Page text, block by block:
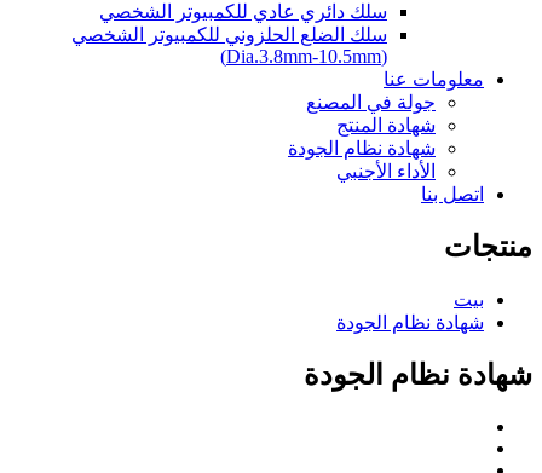
سلك دائري عادي للكمبيوتر الشخصي
سلك الضلع الحلزوني للكمبيوتر الشخصي
(Dia.3.8mm-10.5mm)
معلومات عنا
جولة في المصنع
شهادة المنتج
شهادة نظام الجودة
الأداء الأجنبي
اتصل بنا
منتجات
بيت
شهادة نظام الجودة
شهادة نظام الجودة